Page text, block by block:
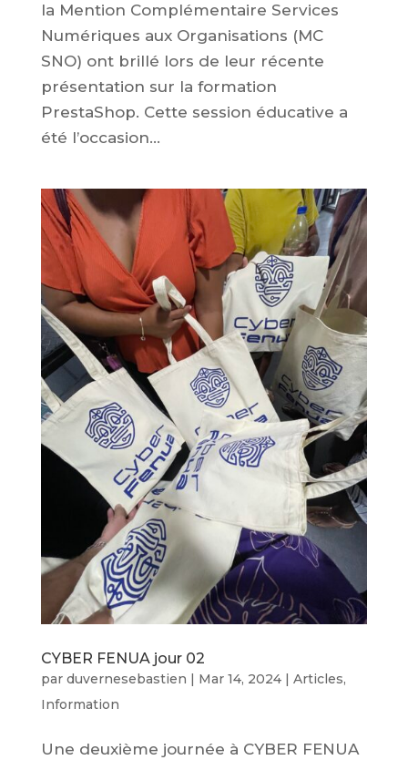
la Mention Complémentaire Services
Numériques aux Organisations (MC
SNO) ont brillé lors de leur récente
présentation sur la formation
PrestaShop. Cette session éducative a
été l’occasion...
CYBER FENUA jour 02
par duvernesebastien | Mar 14, 2024| Articles,
Information
Une deuxième journée à CYBER FENUA